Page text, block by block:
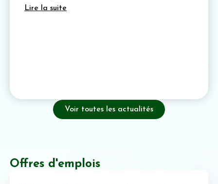
Lire la suite
Voir toutes les actualités
Offres d'emplois